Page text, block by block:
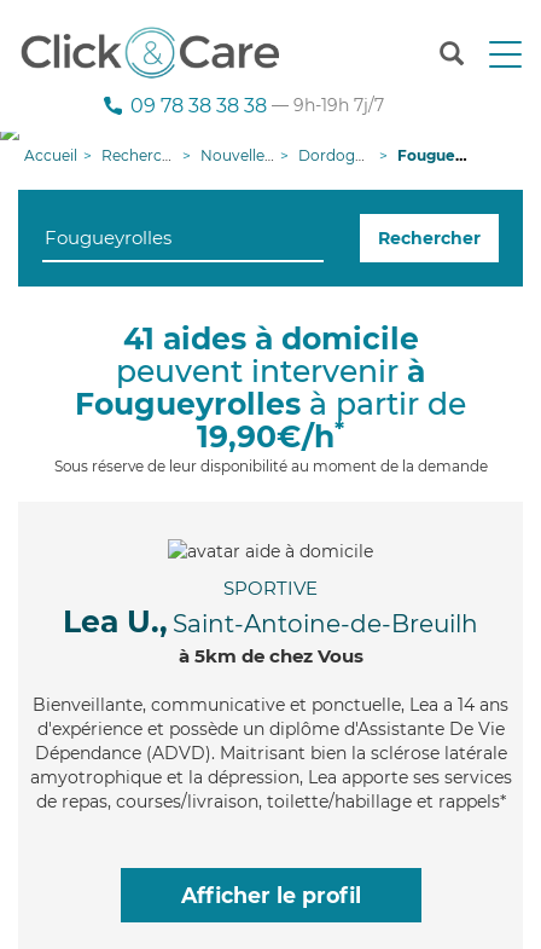
T
n
g
09 78 38 38 38 — 9h-19h 7j/7
Accueil Recherche aide à domicile Nouvelle-Aquitaine Dordogne Fougueyrolles
Rechercher
41 aides à domicile
peuvent intervenir à
Fougueyrolles à partir de
19,90€/h*
Sous réserve de leur disponibilité au moment de la demande
SPORTIVE
Lea U., Saint-Antoine-de-Breuilh
à 5km de chez Vous
Bienveillante, communicative et ponctuelle, Lea a 14 ans
d'expérience et possède un diplôme d'Assistante De Vie
Dépendance (ADVD). Maitrisant bien la sclérose latérale
amyotrophique et la dépression, Lea apporte ses services
de repas, courses/livraison, toilette/habillage et rappels*
Afficher le profil